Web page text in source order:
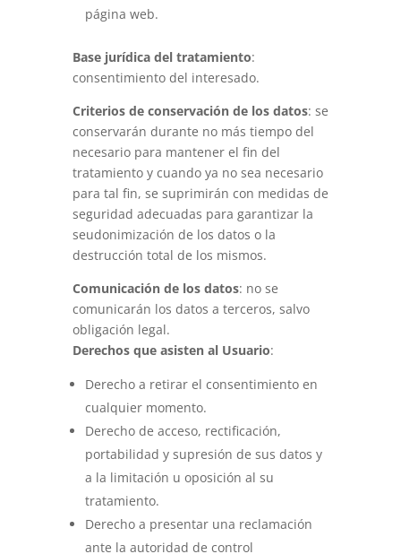
página web.
Base jurídica del tratamiento:
consentimiento del interesado.
Criterios de conservación de los datos: se
conservarán durante no más tiempo del
necesario para mantener el fin del
tratamiento y cuando ya no sea necesario
para tal fin, se suprimirán con medidas de
seguridad adecuadas para garantizar la
seudonimización de los datos o la
destrucción total de los mismos.
Comunicación de los datos: no se
comunicarán los datos a terceros, salvo
obligación legal.
Derechos que asisten al Usuario:
Derecho a retirar el consentimiento en
cualquier momento.
Derecho de acceso, rectificación,
portabilidad y supresión de sus datos y
a la limitación u oposición al su
tratamiento.
Derecho a presentar una reclamación
ante la autoridad de control